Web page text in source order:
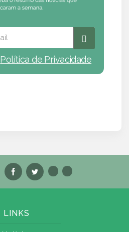
Política de Privacidade
LINKS